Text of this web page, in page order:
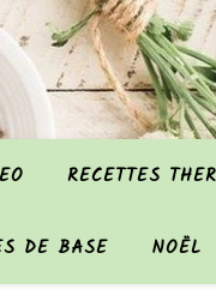
RECETTES
DE BASE NOËL